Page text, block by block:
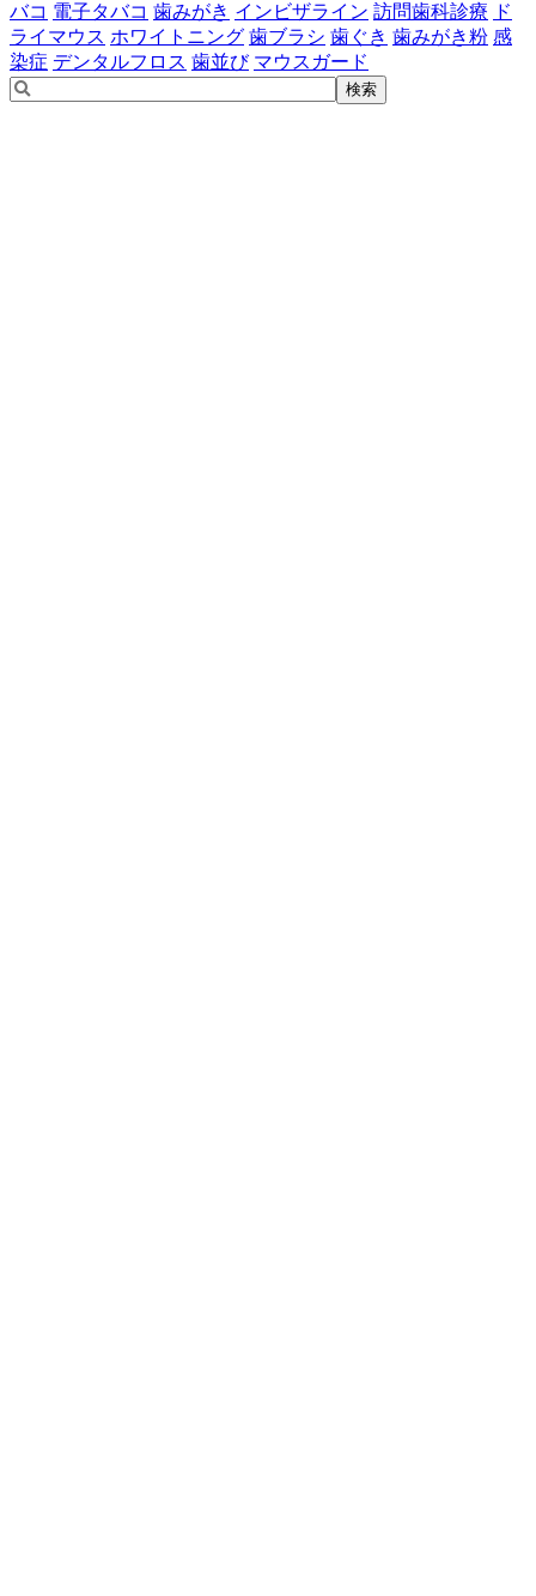
バコ 電子タバコ 歯みがき インビザライン 訪問歯科診療 ド
ライマウス ホワイトニング 歯ブラシ 歯ぐき 歯みがき粉 感
染症 デンタルフロス 歯並び マウスガード